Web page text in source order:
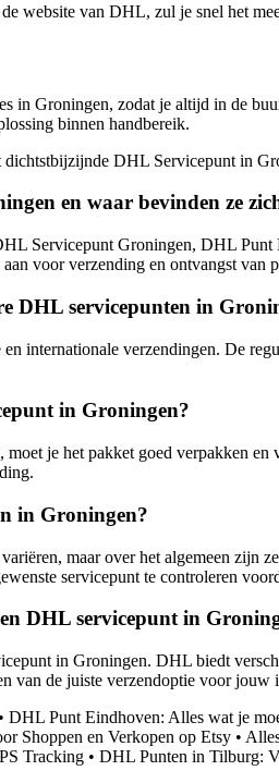
website van DHL, zul je snel het
in Groningen, zodat je altijd in de
binnen handbereik.
DHL Servicepunt in
en waar bevinden ze
Servicepunt Groningen, DHL
voor verzending en ontvangst van
DHL servicepunten in
internationale verzendingen. De
in Groningen?
je het pakket goed verpakken
in Groningen?
maar over het algemeen zijn
servicepunt te controleren
DHL servicepunt in
in Groningen. DHL biedt
van de juiste verzendoptie voor jouw
• DHL Punt Eindhoven: Alles wat je
Shoppen en Verkopen op Etsy •
Tracking • DHL Punten in Tilburg: